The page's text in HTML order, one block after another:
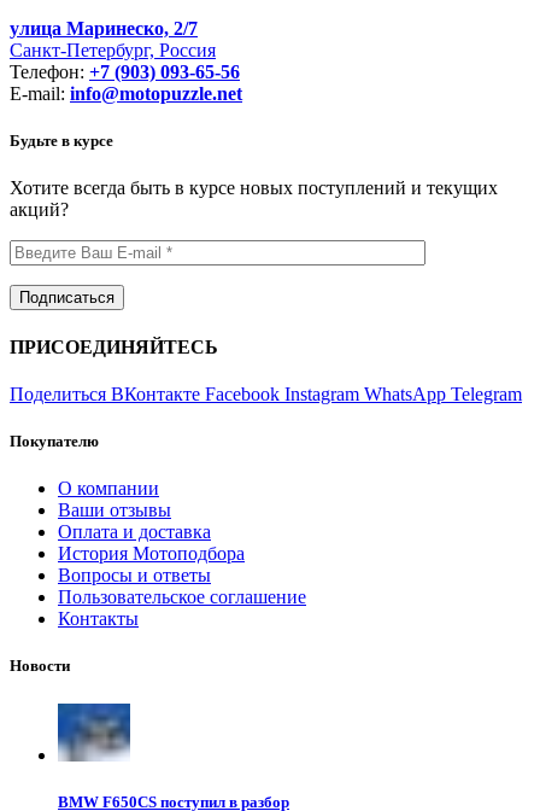
улица Маринеско, 2/7
Санкт-Петербург, Россия
Телефон: +7 (903) 093-65-56
E-mail: info@motopuzzle.net
Будьте в курсе
Хотите всегда быть в курсе новых поступлений и текущих
акций?
ПРИСОЕДИНЯЙТЕСЬ
Поделиться ВКонтакте Facebook Instagram WhatsApp Telegram
Покупателю
О компании
Ваши отзывы
Оплата и доставка
История Мотоподбора
Вопросы и ответы
Пользовательское соглашение
Контакты
Новости
BMW F650CS поступил в разбор